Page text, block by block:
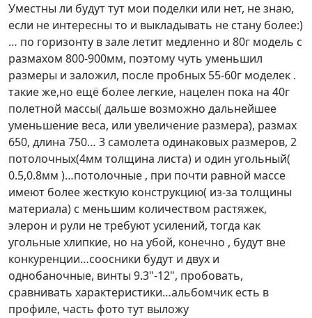
Уместны ли будут тут мои поделки или нет, не знаю,
если не интересны то и выкладывать не стану более:)
… по горизонту в зале летит медленно и 80г модель с
размахом 800-900мм, поэтому чуть уменьшил
размеры и заложил, после пробных 55-60г моделек .
такие же,но ещё более легкие, нацелен пока на 40г
полетной массы( дальше возможно дальнейшее
уменьшение веса, или увеличение размера), размах
650, длина 750… 3 самолета одинаковых размеров, 2
потолочных(4мм толщина листа) и один угольный(
0.5,0.8мм )…потолочные , при почти равной массе
имеют более жесткую конструкцию( из-за толщины
материала) с меньшим количеством растяжек,
элерон и рули не требуют усилений, тогда как
угольные хлипкие, но на убой, конечно , будут вне
конкуренции…соосники будут и двух и
однобаночные, винты 9.3"-12", пробовать,
сравнивать характеристики…альбомчик есть в
профиле, часть фото тут выложу